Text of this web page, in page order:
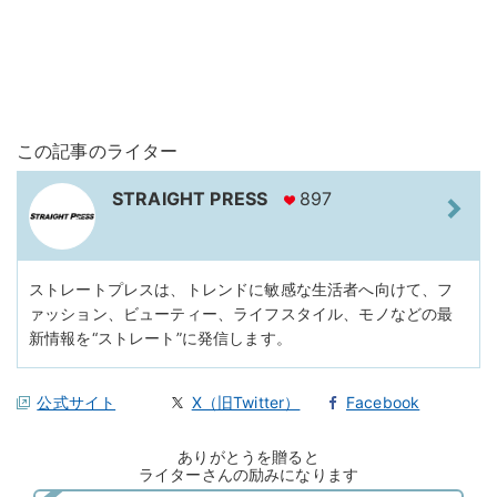
この記事のライター
STRAIGHT PRESS 897
ストレートプレスは、トレンドに敏感な生活者へ向けて、フ
ァッション、ビューティー、ライフスタイル、モノなどの最
新情報を“ストレート”に発信します。
公式サイト X（旧Twitter） Facebook
ありがとうを贈ると
ライターさんの励みになります